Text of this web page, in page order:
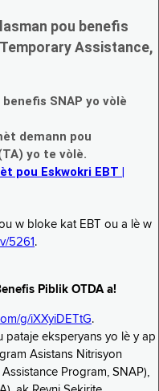
pou benefis
Assistance,
SNAP yo vòlè
demann pou
yo te vòlè.
pou Eskwokri EBT |
w bloke kat EBT ou a lè w
5261 .
Piblik OTDA a!
g/iXXyiDETtG.
eksperyans yo lè y ap
Asistans Nitrisyon
Program, SNAP),